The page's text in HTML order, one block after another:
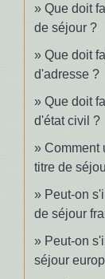
Que doit
de séjour ?
Que doit
d'adresse ?
Que doit
d'état civil ?
Comment
titre de
Peut-on
de séjour
Peut-on
séjour